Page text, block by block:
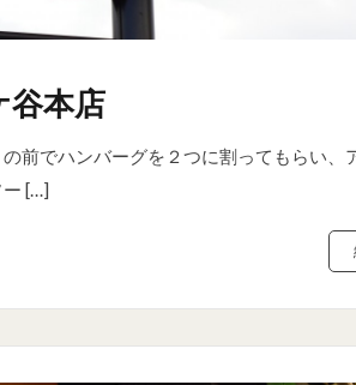
谷本店
前でハンバーグを２つに割ってもらい、
ー […]